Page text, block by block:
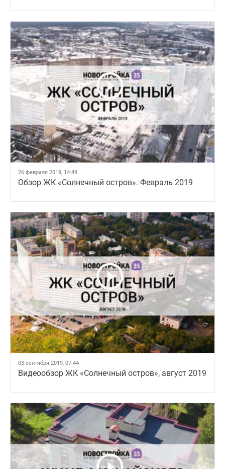
26 февраля 2019, 14:49
Обзор ЖК «Солнечный остров». Февраль 2019
03 сентября 2019, 07:44
Видеообзор ЖК «Солнечный остров», август 2019